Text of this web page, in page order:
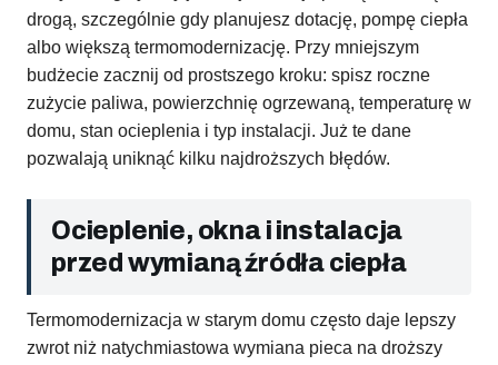
drogą, szczególnie gdy planujesz dotację, pompę ciepła
albo większą termomodernizację. Przy mniejszym
budżecie zacznij od prostszego kroku: spisz roczne
zużycie paliwa, powierzchnię ogrzewaną, temperaturę w
domu, stan ocieplenia i typ instalacji. Już te dane
pozwalają uniknąć kilku najdroższych błędów.
Ocieplenie, okna i instalacja
przed wymianą źródła ciepła
Termomodernizacja w starym domu często daje lepszy
zwrot niż natychmiastowa wymiana pieca na droższy